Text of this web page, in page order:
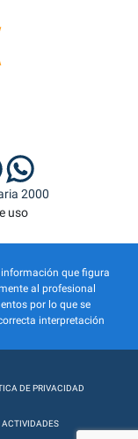
2000
uso
información que figura
al profesional
por lo que se
interpretación
DE PRIVACIDAD
ACTIVIDADES